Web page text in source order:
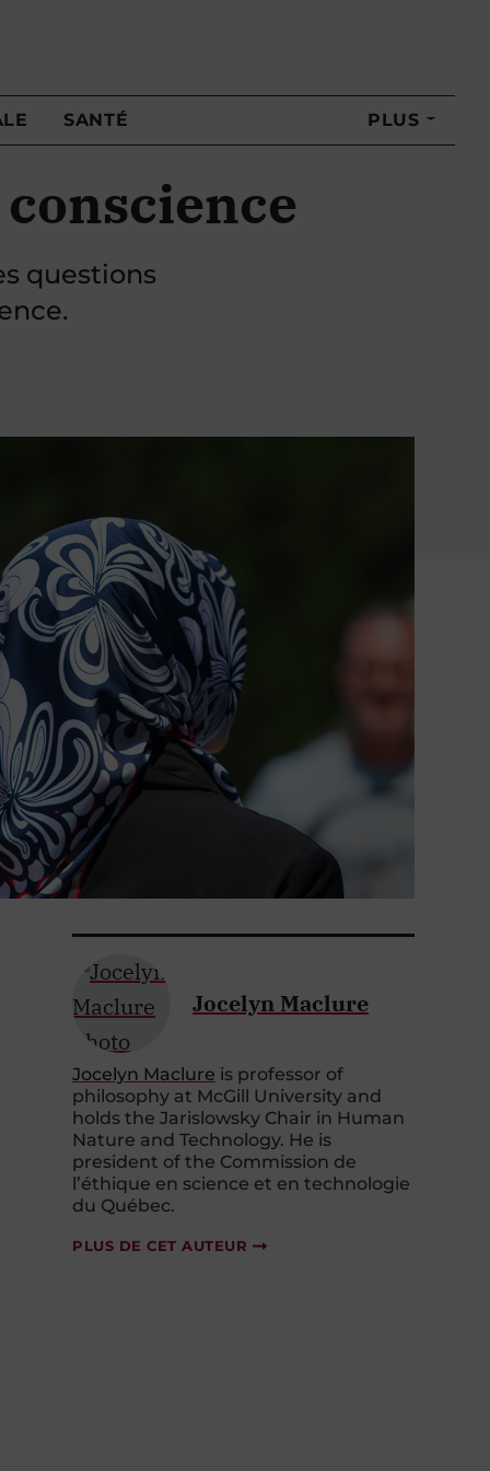
SANTÉ PLUS
questions
Jocelyn Maclure
Jocelyn Maclure is professor of
philosophy at McGill University and
holds the Jarislowsky Chair in Human
Nature and Technology. He is
president of the Commission de
l’éthique en science et en technologie
du Québec.
PLUS DE CET AUTEUR